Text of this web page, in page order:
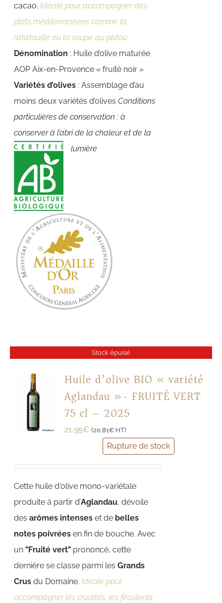
cacao.Idéale pour accompagner des
plats méditerranéens comme la
ratatouille ou la soupe au pistou
Dénomination : Huile d’olive maturée
AOP Aix-en-Provence « fruité noir »
Variétés d’olives : Assemblage d’au
moins deux variétés d’olivesConditions
particulières de conservation : à
conserver à l’abri de la chaleur et de la
lumière
Stock épuisé
Huile d’olive BIO « variété
Aglandau »- FRUITÉ VERT
75 cl – 2025
21,95€ (20,81€ HT)
Rupture de stock
Cette huile d'olive mono-variétale
produite à partir d’Aglandau, dévoile
desarômes intenseset de belles
notes poivrées en fin de bouche. Avec
un "Fruité vert" prononcé, cette
dernière se classe parmi lesGrands
Crus du Domaine.Idéale pour
accompagner les crudités, les féculents